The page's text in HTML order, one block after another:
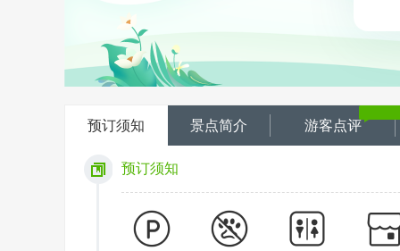
预订须知 景点简介 游客点评
预订须知